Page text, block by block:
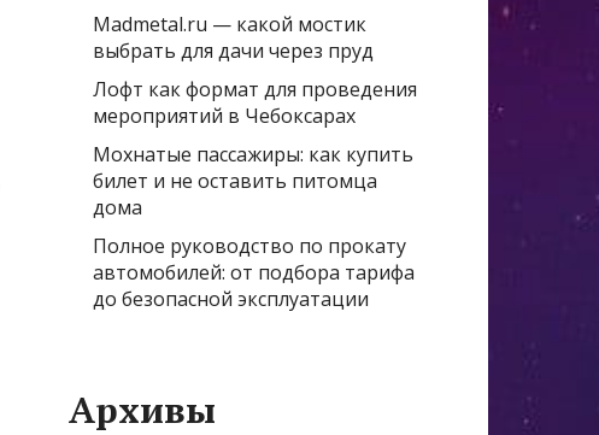
Madmetal.ru — какой мостик
выбрать для дачи через пруд
Лофт как формат для проведения
мероприятий в Чебоксарах
Мохнатые пассажиры: как купить
билет и не оставить питомца
дома
Полное руководство по прокату
автомобилей: от подбора тарифа
до безопасной эксплуатации
Архивы